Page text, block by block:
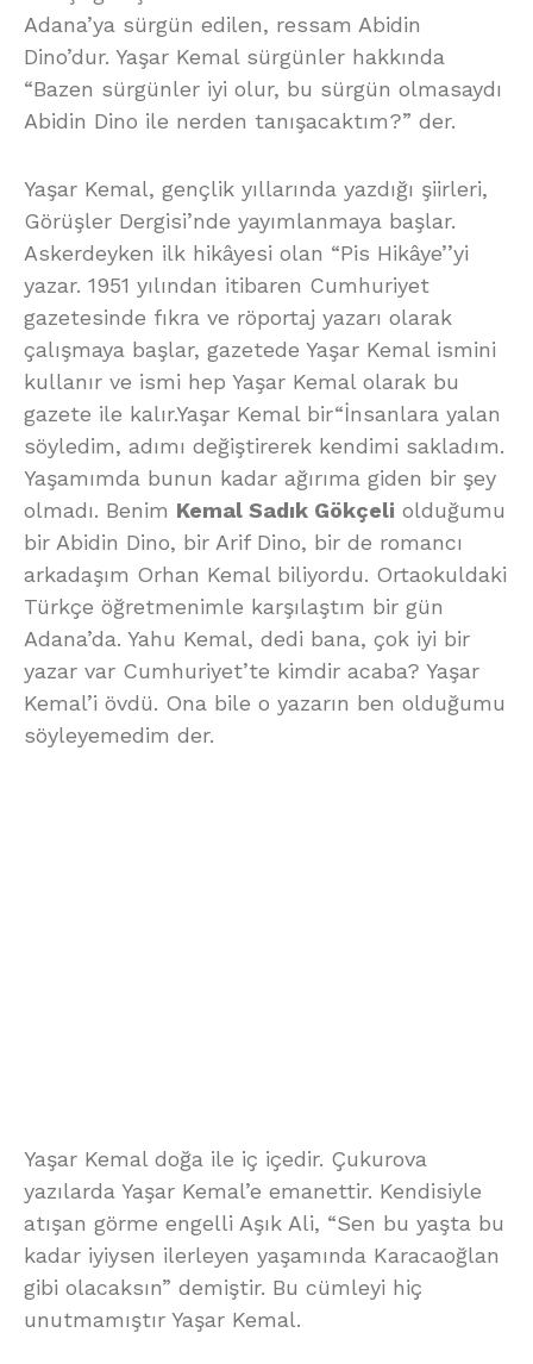
Adana’ya sürgün edilen, ressam Abidin
Dino’dur. Yaşar Kemal sürgünler hakkında
“Bazen sürgünler iyi olur, bu sürgün olmasaydı
Abidin Dino ile nerden tanışacaktım?” der.
Yaşar Kemal, gençlik yıllarında yazdığı şiirleri,
Görüşler Dergisi’nde yayımlanmaya başlar.
Askerdeyken ilk hikâyesi olan “Pis Hikâye’’yi
yazar. 1951 yılından itibaren Cumhuriyet
gazetesinde fıkra ve röportaj yazarı olarak
çalışmaya başlar, gazetede Yaşar Kemal ismini
kullanır ve ismi hep Yaşar Kemal olarak bu
gazete ile kalır.Yaşar Kemal bir“İnsanlara yalan
söyledim, adımı değiştirerek kendimi sakladım.
Yaşamımda bunun kadar ağırıma giden bir şey
olmadı. Benim Kemal Sadık Gökçeli olduğumu
bir Abidin Dino, bir Arif Dino, bir de romancı
arkadaşım Orhan Kemal biliyordu. Ortaokuldaki
Türkçe öğretmenimle karşılaştım bir gün
Adana’da. Yahu Kemal, dedi bana, çok iyi bir
yazar var Cumhuriyet’te kimdir acaba? Yaşar
Kemal’i övdü. Ona bile o yazarın ben olduğumu
söyleyemedim der.
Yaşar Kemal doğa ile iç içedir. Çukurova
yazılarda Yaşar Kemal’e emanettir. Kendisiyle
atışan görme engelli Aşık Ali, “Sen bu yaşta bu
kadar iyiysen ilerleyen yaşamında Karacaoğlan
gibi olacaksın” demiştir. Bu cümleyi hiç
unutmamıştır Yaşar Kemal.